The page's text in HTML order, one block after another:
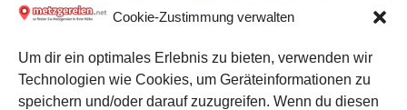
Cookie-Zustimmung verwalten
Um dir ein optimales Erlebnis zu bieten, verwenden wir
Technologien wie Cookies, um Geräteinformationen zu
speichern und/oder darauf zuzugreifen. Wenn du diesen
in Berg (Pfalz)
Metzgerei Bosch in Fridingen an der Donau